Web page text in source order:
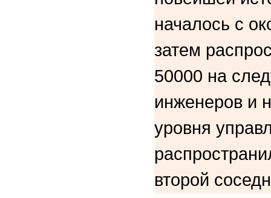
началось с
затем
50000 на
инженеров и
уровня
второй